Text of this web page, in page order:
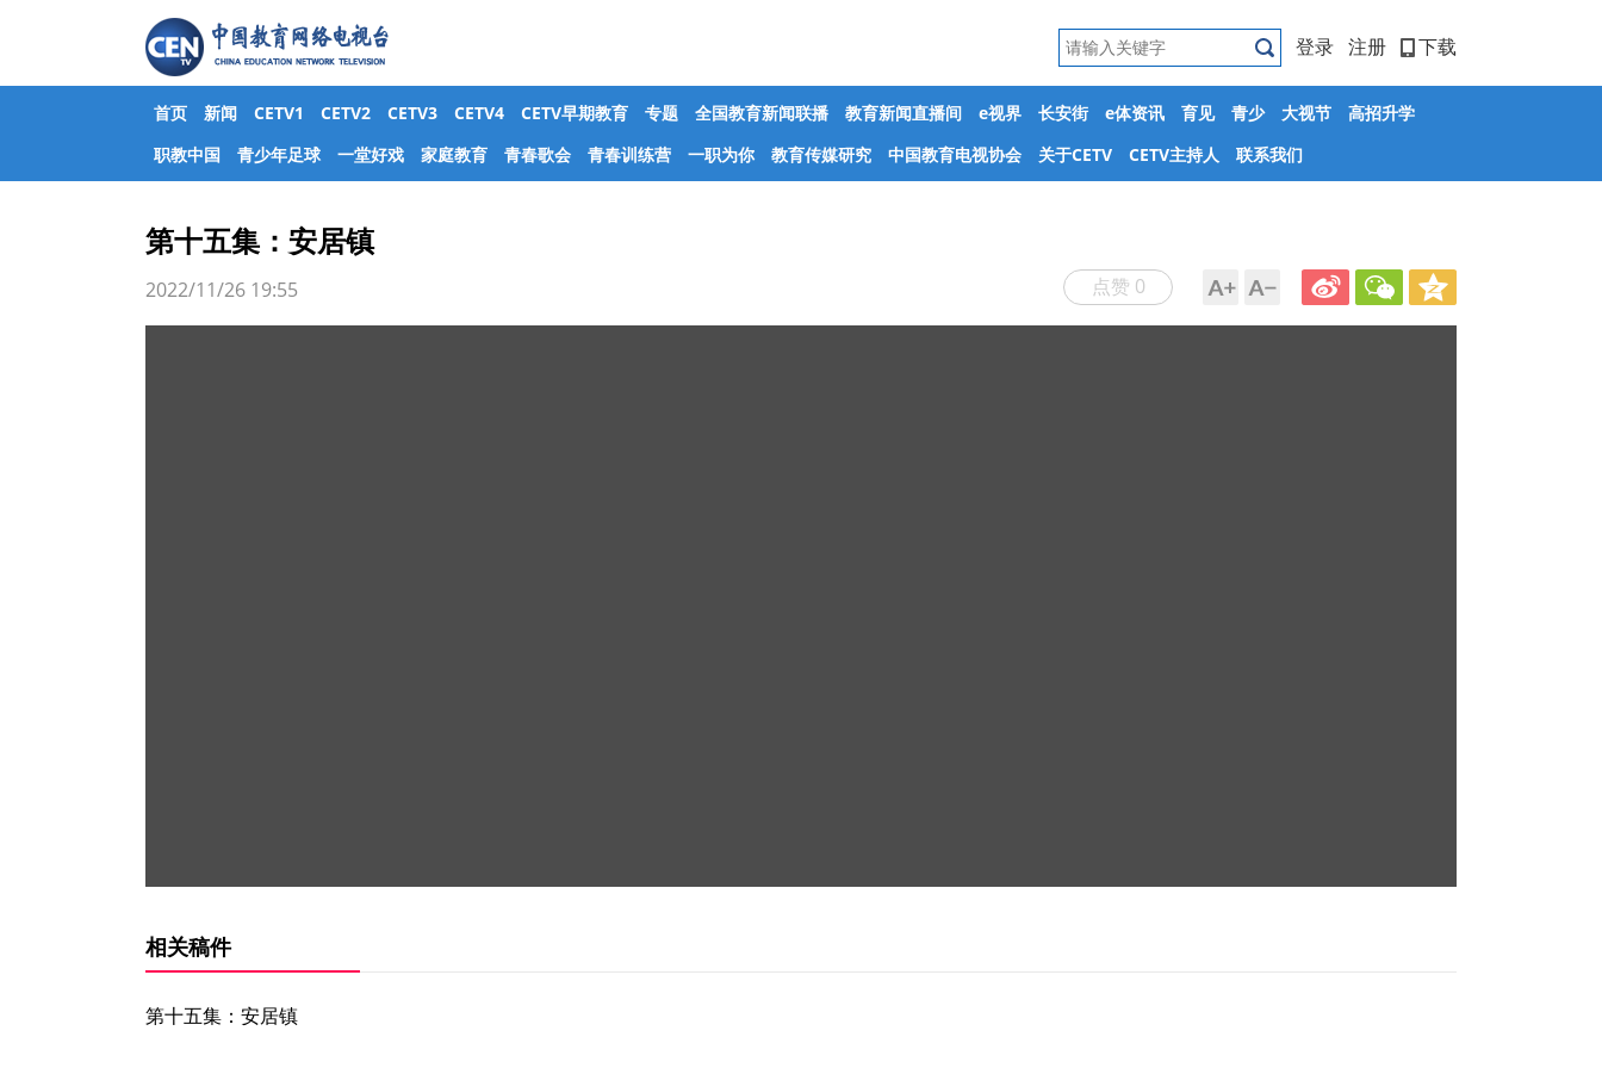
登录 注册 下载
首页 新闻 CETV1 CETV2 CETV3 CETV4 CETV早期教育 专题 全国教育新闻联播 教育新闻直播间 e视界 长安街 e体资讯 育见 青少 大视节
高招升学
职教中国
青少年足球 一堂好戏 家庭教育 青春歌会 青春训练营 一职为你 教育传媒研究 中国教育电视协会 关于CETV CETV主持人 联系我们
第十五集：安居镇
点赞 0
2022/11/26 19:55
相关稿件
第十五集：安居镇